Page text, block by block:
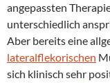
angepassten
unterschiedlich
Aber bereits eine
lateralflekorischen
sich klinisch sehr